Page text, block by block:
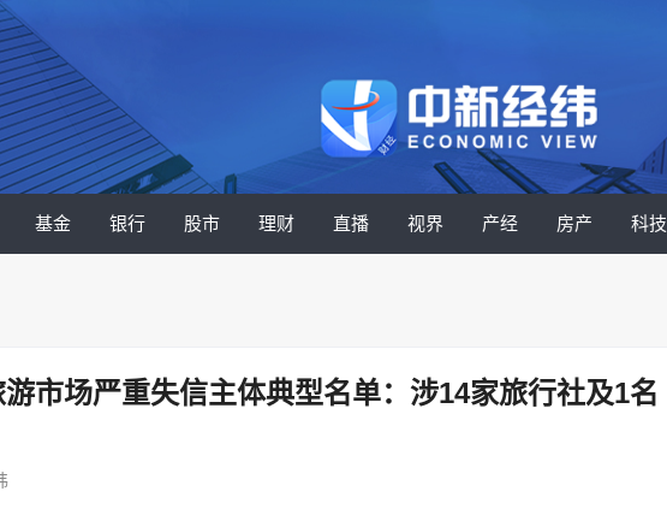
基金 银行 股市 理财 直播 视界 产经 房产 科技
市场严重失信主体典型名单：涉14家旅行社及1名